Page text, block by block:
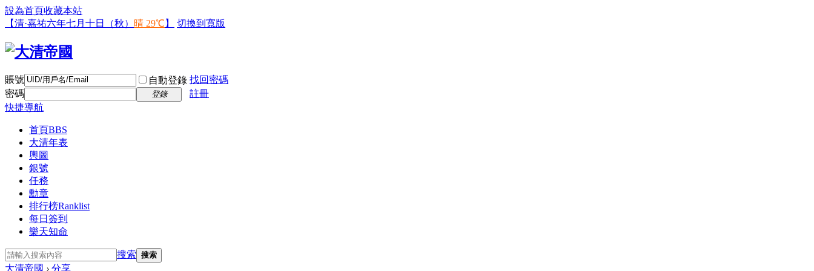
設為首頁收藏本站
【清·嘉祐六年七月十日（秋） 晴 29℃ 】 切換到寬版
賬號 自動登錄 找回密碼
密碼
登錄
註冊
快捷導航
首頁BBS
大清年表
輿圖
銀號
任務
勳章
排行榜Ranklist
每日簽到
樂天知命
搜索 搜索
大清帝國 › 分享